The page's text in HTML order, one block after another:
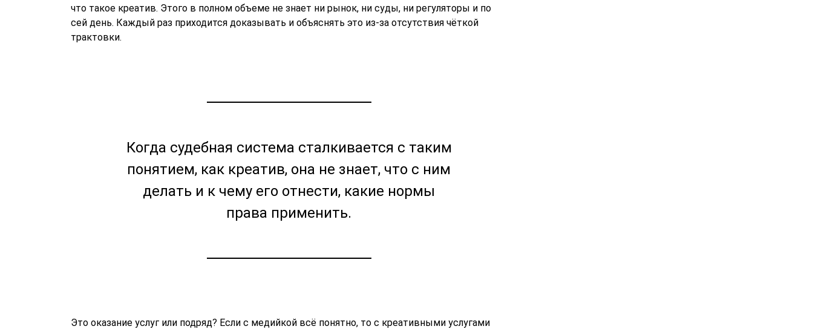
что такое креатив. Этого в полном объеме не знает ни рынок, ни суды, ни регуляторы и по
сей день. Каждый раз приходится доказывать и объяснять это из-за отсутствия чёткой
трактовки.
Когда судебная система сталкивается с таким
понятием, как креатив, она не знает, что с ним
делать и к чему его отнести, какие нормы
права применить.
Это оказание услуг или подряд? Если с медийкой всё понятно, то с креативными услугами